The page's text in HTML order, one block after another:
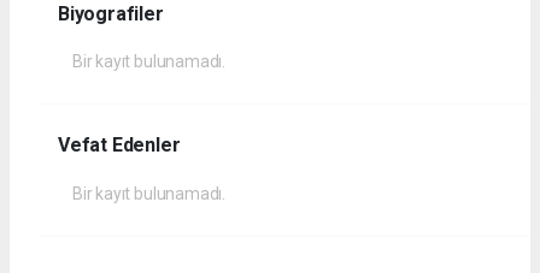
Biyografiler
Bir kayıt bulunamadı.
Vefat Edenler
Bir kayıt bulunamadı.